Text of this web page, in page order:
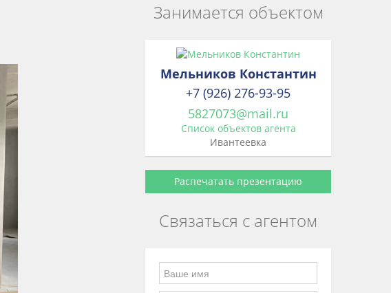
Занимается объектом
Мельников Константин
+7 (926) 276-93-95
5827073@mail.ru
Список объектов агента
Ивантеевка
Распечатать презентацию
Связаться с агентом